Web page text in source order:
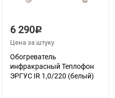
6 290Р
Цена за штуку
Обогреватель
инфракрасный Теплофон
ЭРГУС IR 1,0/220 (белый)